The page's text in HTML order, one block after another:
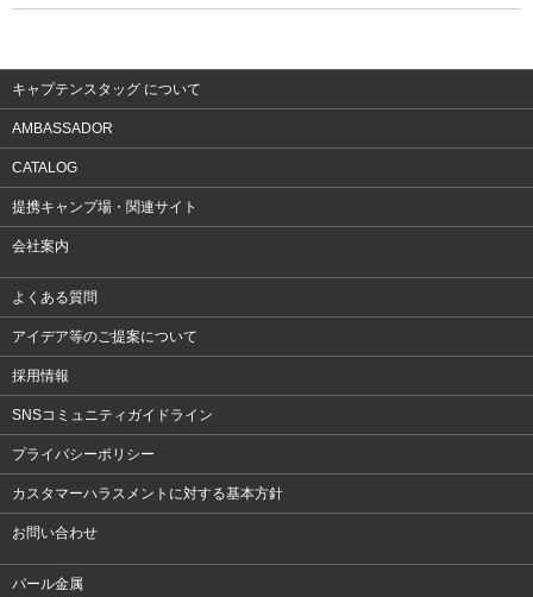
ウェア
キャプテンスタッグ について
AMBASSADOR
CATALOG
提携キャンプ場・関連サイト
会社案内
よくある質問
アイデア等のご提案について
採用情報
SNSコミュニティガイドライン
プライバシーポリシー
カスタマーハラスメントに対する基本方針
お問い合わせ
パール金属